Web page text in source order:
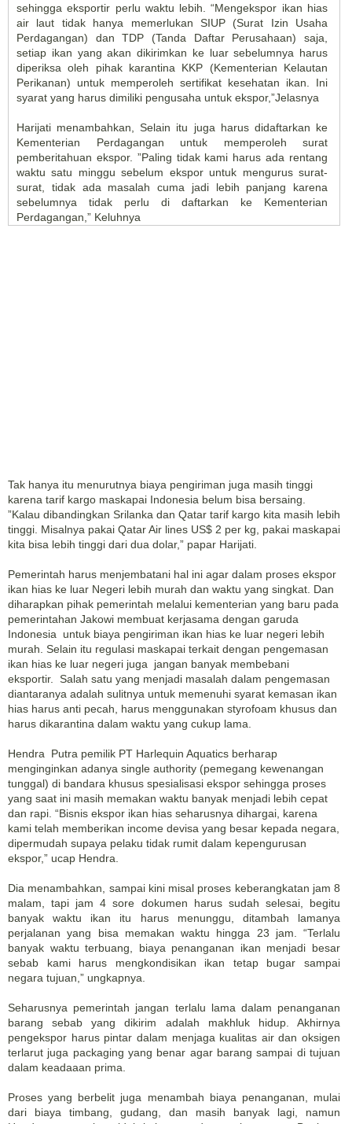
sehingga eksportir perlu waktu lebih. “Mengekspor ikan hias
air laut tidak hanya memerlukan SIUP (Surat Izin Usaha
Perdagangan) dan TDP (Tanda Daftar Perusahaan) saja,
setiap ikan yang akan dikirimkan ke luar sebelumnya harus
diperiksa oleh pihak karantina KKP (Kementerian Kelautan
Perikanan) untuk memperoleh sertifikat kesehatan ikan. Ini
syarat yang harus dimiliki pengusaha untuk ekspor,”Jelasnya
Harijati menambahkan, Selain itu juga harus didaftarkan ke
Kementerian Perdagangan untuk memperoleh surat
pemberitahuan ekspor. ”Paling tidak kami harus ada rentang
waktu satu minggu sebelum ekspor untuk mengurus surat-
surat, tidak ada masalah cuma jadi lebih panjang karena
sebelumnya tidak perlu di daftarkan ke Kementerian
Perdagangan,” Keluhnya
Tak hanya itu menurutnya biaya pengiriman juga masih tinggi
karena tarif kargo maskapai Indonesia belum bisa bersaing.
”Kalau dibandingkan Srilanka dan Qatar tarif kargo kita masih lebih
tinggi. Misalnya pakai Qatar Air lines US$ 2 per kg, pakai maskapai
kita bisa lebih tinggi dari dua dolar,” papar Harijati.
Pemerintah harus menjembatani hal ini agar dalam proses ekspor
ikan hias ke luar Negeri lebih murah dan waktu yang singkat. Dan
diharapkan pihak pemerintah melalui kementerian yang baru pada
pemerintahan Jakowi membuat kerjasama dengan garuda
Indonesia untuk biaya pengiriman ikan hias ke luar negeri lebih
murah. Selain itu regulasi maskapai terkait dengan pengemasan
ikan hias ke luar negeri juga jangan banyak membebani
eksportir. Salah satu yang menjadi masalah dalam pengemasan
diantaranya adalah sulitnya untuk memenuhi syarat kemasan ikan
hias harus anti pecah, harus menggunakan styrofoam khusus dan
harus dikarantina dalam waktu yang cukup lama.
Hendra Putra pemilik PT Harlequin Aquatics berharap
menginginkan adanya single authority (pemegang kewenangan
tunggal) di bandara khusus spesialisasi ekspor sehingga proses
yang saat ini masih memakan waktu banyak menjadi lebih cepat
dan rapi. “Bisnis ekspor ikan hias seharusnya dihargai, karena
kami telah memberikan income devisa yang besar kepada negara,
dipermudah supaya pelaku tidak rumit dalam kepengurusan
ekspor,” ucap Hendra.
Dia menambahkan, sampai kini misal proses keberangkatan jam 8
malam, tapi jam 4 sore dokumen harus sudah selesai, begitu
banyak waktu ikan itu harus menunggu, ditambah lamanya
perjalanan yang bisa memakan waktu hingga 23 jam. “Terlalu
banyak waktu terbuang, biaya penanganan ikan menjadi besar
sebab kami harus mengkondisikan ikan tetap bugar sampai
negara tujuan,” ungkapnya.
Seharusnya pemerintah jangan terlalu lama dalam penanganan
barang sebab yang dikirim adalah makhluk hidup. Akhirnya
pengekspor harus pintar dalam menjaga kualitas air dan oksigen
terlarut juga packaging yang benar agar barang sampai di tujuan
dalam keadaaan prima.
Proses yang berbelit juga menambah biaya penanganan, mulai
dari biaya timbang, gudang, dan masih banyak lagi, namun